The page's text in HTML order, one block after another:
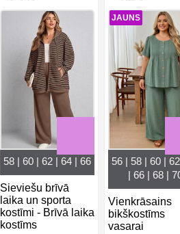
58 | 60 | 62 | 64 | 66
Sieviešu brīvā
laika un sporta
kostīmi - Brīvā laika
kostīms
JAUNS
56 | 58 | 60 |
| 66 | 68 |
Vienkrāsains
bikškostīms
vasarai